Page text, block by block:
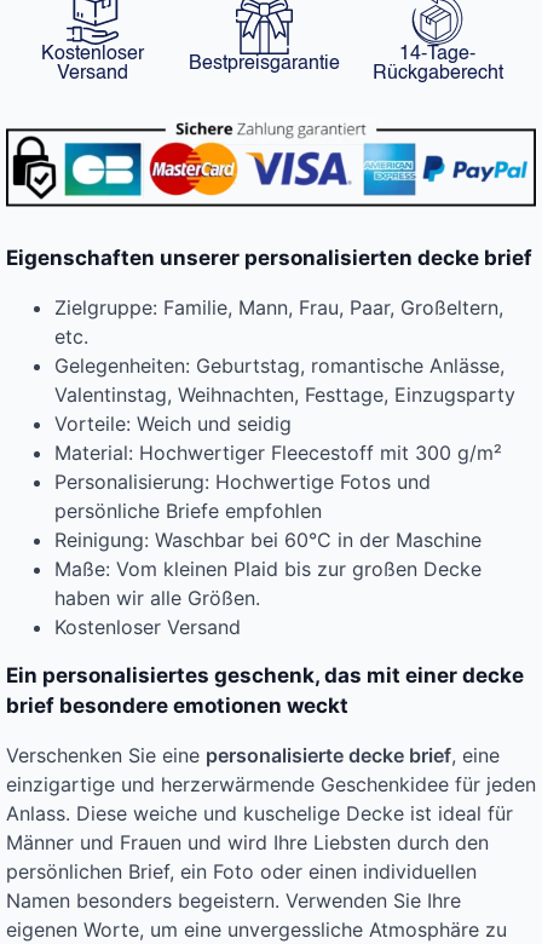
Kostenloser
Versand
Bestpreisgarantie
14-Tage-
Rückgaberecht
Eigenschaften unserer personalisierten decke brief
Zielgruppe: Familie, Mann, Frau, Paar, Großeltern,
etc.
Gelegenheiten: Geburtstag, romantische Anlässe,
Valentinstag, Weihnachten, Festtage, Einzugsparty
Vorteile: Weich und seidig
Material: Hochwertiger Fleecestoff mit 300 g/m²
Personalisierung: Hochwertige Fotos und
persönliche Briefe empfohlen
Reinigung: Waschbar bei 60°C in der Maschine
Maße: Vom kleinen Plaid bis zur großen Decke
haben wir alle Größen.
Kostenloser Versand
Ein personalisiertes geschenk, das mit einer decke
brief besondere emotionen weckt
Verschenken Sie eine personalisierte decke brief, eine
einzigartige und herzerwärmende Geschenkidee für jeden
Anlass. Diese weiche und kuschelige Decke ist ideal für
Männer und Frauen und wird Ihre Liebsten durch den
persönlichen Brief, ein Foto oder einen individuellen
Namen besonders begeistern. Verwenden Sie Ihre
eigenen Worte, um eine unvergessliche Atmosphäre zu